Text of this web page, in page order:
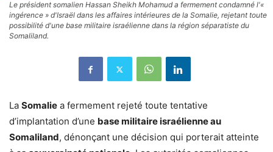
Le président somalien Hassan Sheikh Mohamud a fermement condamné l'«
ingérence » d'Israël dans les affaires intérieures de la Somalie, rejetant toute
possibilité d'une base militaire israélienne dans la région séparatiste du
Somaliland.
La Somalie a fermement rejeté toute tentative
d’implantation d’une base militaire israélienne au
Somaliland, dénonçant une décision qui porterait atteinte